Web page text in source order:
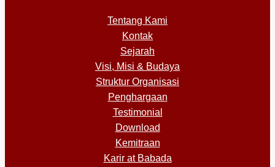
Tentang Kami
Kontak
Sejarah
Visi, Misi & Budaya
Struktur Organisasi
Penghargaan
Testimonial
Download
Kemitraan
Karir at Babada